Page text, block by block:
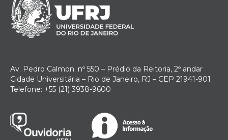
Av. Pedro Calmon. nº 550 – Prédio da Reitoria, 2º andar
Cidade Universitária – Rio de Janeiro, RJ – CEP 21941-901
Telefone: +55 (21) 3938-9600